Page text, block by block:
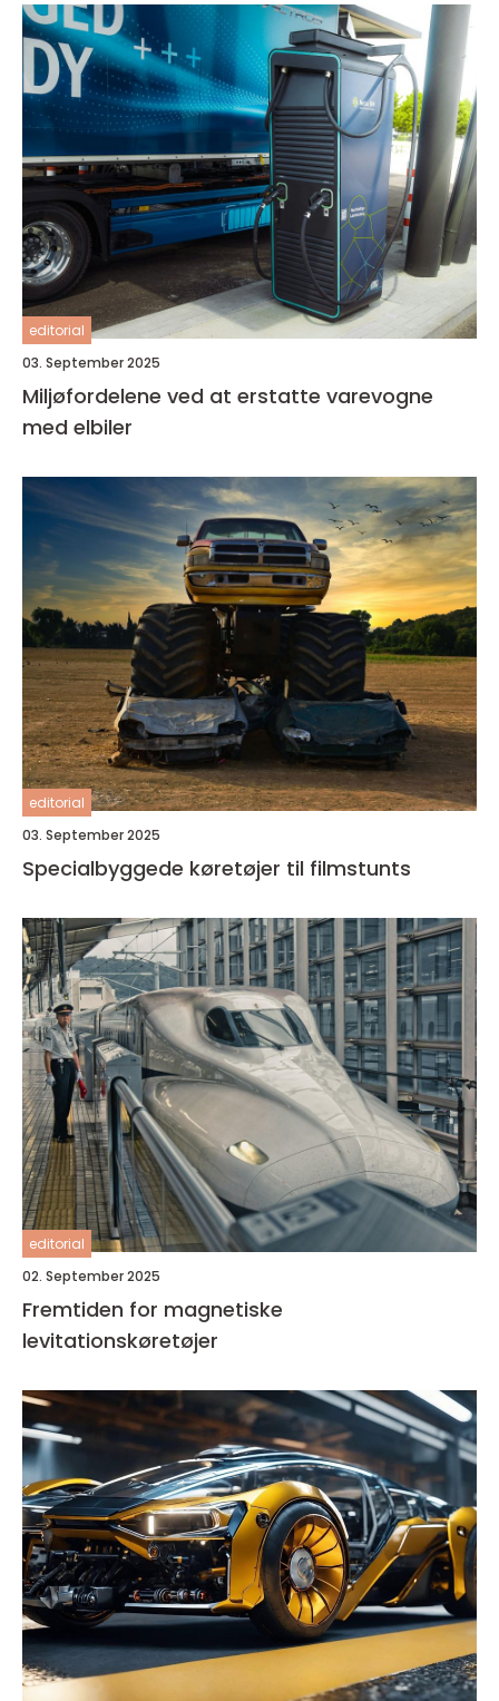
editorial
03. September 2025
Miljøfordelene ved at erstatte varevogne
med elbiler
editorial
03. September 2025
Specialbyggede køretøjer til filmstunts
editorial
02. September 2025
Fremtiden for magnetiske
levitationskøretøjer